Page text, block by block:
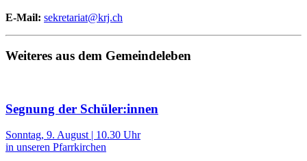
E-Mail: sekretariat@krj.ch
Weiteres aus dem Gemeindeleben
Segnung der Schüler:innen
Sonntag, 9. August | 10.30 Uhr
in unseren Pfarrkirchen